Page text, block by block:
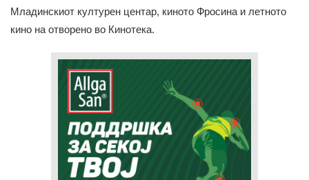
Младинскиот културен центар, киното Фросина и летното
кино на отворено во Кинотека.